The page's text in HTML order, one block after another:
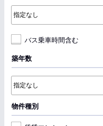
バス乗車時間含む
築年数
物件種別